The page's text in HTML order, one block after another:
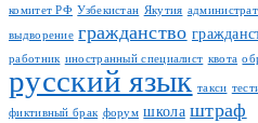
комитет РФ Узбекистан Якутия
выдворение гражданство
работник иностранный специалист квота
русский язык такси
фиктивный брак форум школа штраф